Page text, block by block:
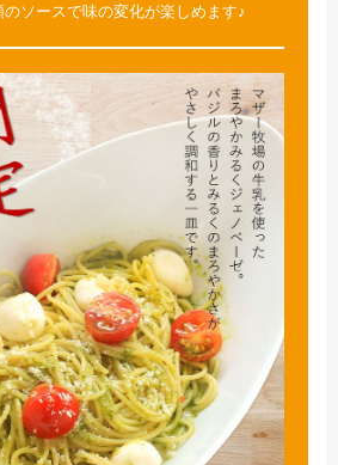
ソースで味の変化が楽しめます♪